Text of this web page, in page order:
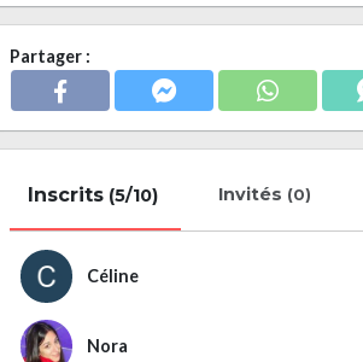
Partager :
Inscrits (5/10) Invités (0)
Céline
Nora